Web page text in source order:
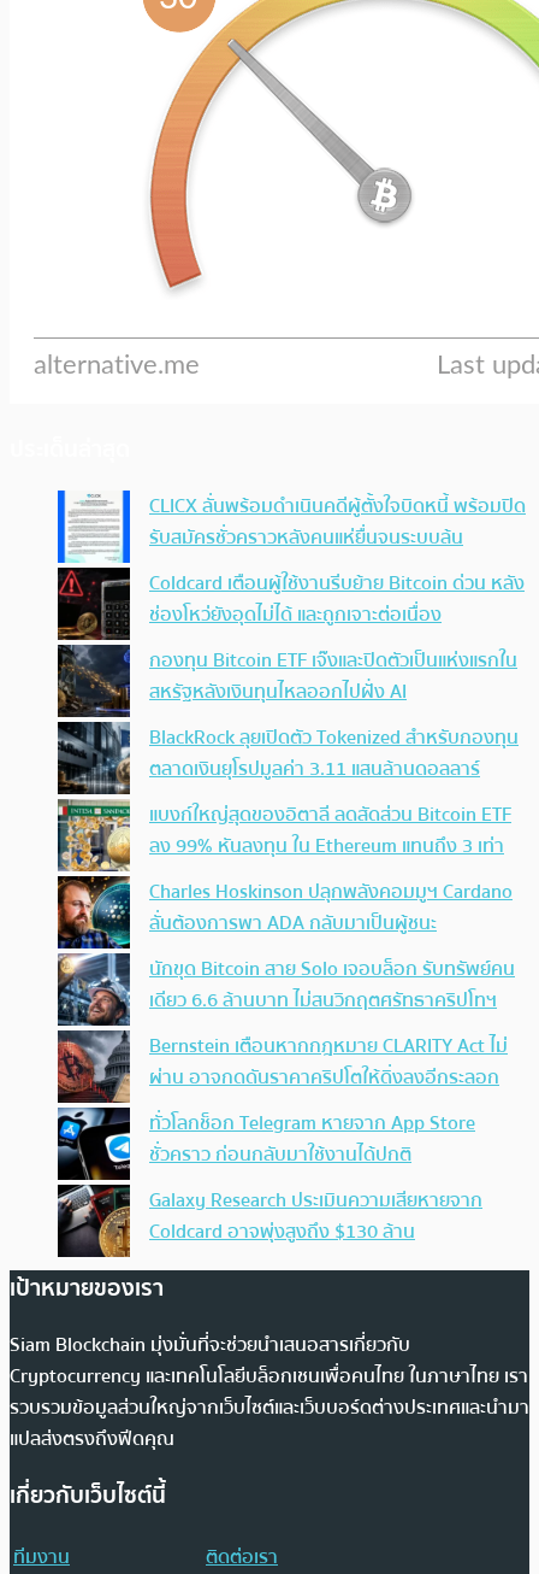
CLICX ลั่นพร้อมดำเนินคดีผู้ตั้งใจบิดหนี้ พร้อมปิด
รับสมัครชั่วคราวหลังคนแห่ยื่นจนระบบล้น
Coldcard เตือนผู้ใช้งานรีบย้าย Bitcoin ด่วน หลัง
ช่องโหว่ยังอุดไม่ได้ และถูกเจาะต่อเนื่อง
กองทุน Bitcoin ETF เจ๊งและปิดตัวเป็นแห่งแรกใน
สหรัฐหลังเงินทุนไหลออกไปฝั่ง AI
BlackRock ลุยเปิดตัว Tokenized สำหรับกองทุน
ตลาดเงินยุโรปมูลค่า 3.11 แสนล้านดอลลาร์
แบงก์ใหญ่สุดของอิตาลี ลดสัดส่วน Bitcoin ETF
ลง 99% หันลงทุน ใน Ethereum แทนถึง 3 เท่า
Charles Hoskinson ปลุกพลังคอมมูฯ Cardano
ลั่นต้องการพา ADA กลับมาเป็นผู้ชนะ
นักขุด Bitcoin สาย Solo เจอบล็อก รับทรัพย์คน
เดียว 6.6 ล้านบาท ไม่สนวิกฤตศรัทธาคริปโทฯ
Bernstein เตือนหากกฎหมาย CLARITY Act ไม่
ผ่าน อาจกดดันราคาคริปโตให้ดิ่งลงอีกระลอก
ทั่วโลกช็อก Telegram หายจาก App Store
ชั่วคราว ก่อนกลับมาใช้งานได้ปกติ
Galaxy Research ประเมินความเสียหายจาก
Coldcard อาจพุ่งสูงถึง $130 ล้าน
เป้าหมายของเรา
Siam Blockchain มุ่งมั่นที่จะช่วยนำเสนอสารเกี่ยวกับ
Cryptocurrency และเทคโนโลยีบล็อกเชนเพื่อคนไทย ในภาษาไทย เรา
รวบรวมข้อมูลส่วนใหญ่จากเว็บไซต์และเว็บบอร์ดต่างประเทศและนำมา
แปลส่งตรงถึงฟีดคุณ
เกี่ยวกับเว็บไซต์นี้
ทีมงาน
ติดต่อเรา